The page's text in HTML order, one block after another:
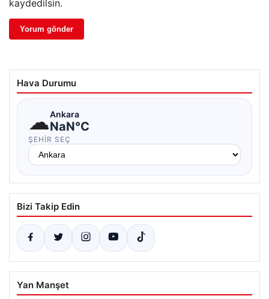
kaydedilsin.
Hava Durumu
☁Ankara
NaN°C
ŞEHIR SEÇ
Bizi Takip Edin
Yan Manşet